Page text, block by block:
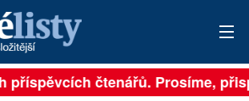
čtenářů. Prosíme,